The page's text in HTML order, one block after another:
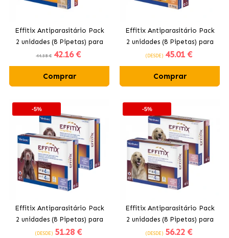
Effitix Antiparasitário Pack
2 unidades (8 Pipetas) para
Cães Mini (1,5-4kg)
44.38 € 42.16 €
Comprar
Effitix Antiparasitário Pack
2 unidades (8 Pipetas) para
Cães Pequenos (4-10kg)
(DESDE) 45.01 €
Comprar
-5%
Effitix Antiparasitário Pack
2 unidades (8 Pipetas) para
Cães de Médio Porte (10-
(DESDE) 51.28 €
-5%
Effitix Antiparasitário Pack
2 unidades (8 Pipetas) para
Cães Grandes (20-40kg).
(DESDE) 56.22 €